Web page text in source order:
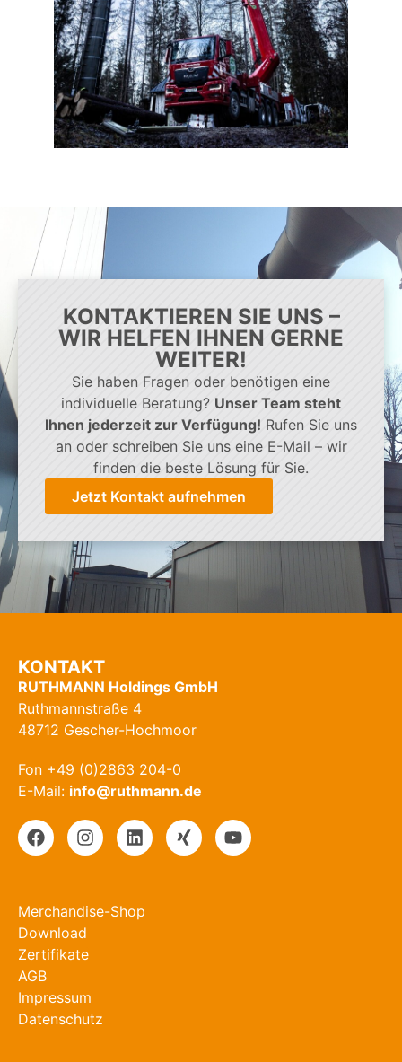
KONTAKTIEREN SIE UNS –
WIR HELFEN IHNEN GERNE
WEITER!
Sie haben Fragen oder benötigen eine
individuelle Beratung? Unser Team steht
Ihnen jederzeit zur Verfügung! Rufen Sie uns
an oder schreiben Sie uns eine E-Mail – wir
finden die beste Lösung für Sie.
Jetzt Kontakt aufnehmen
KONTAKT
RUTHMANN Holdings GmbH
Ruthmannstraße 4
48712 Gescher-Hochmoor
Fon +49 (0)2863 204-0
E-Mail: info@ruthmann.de
Merchandise-Shop
Download
Zertifikate
AGB
Impressum
Datenschutz